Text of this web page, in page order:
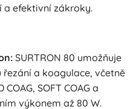
a efektivní zákroky.
SURTRON 80 umožňuje
a koagulace, včetně
COAG, SOFT COAG a
výkonem až 80 W.